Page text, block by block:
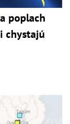
poplach
chystajú